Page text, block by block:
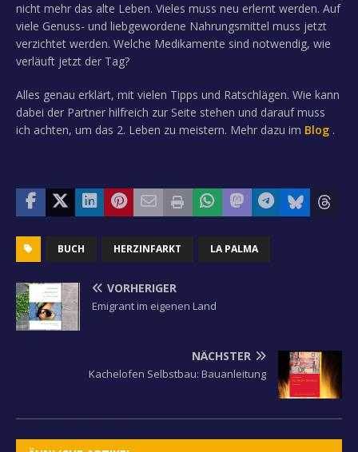
nicht mehr das alte Leben. Vieles muss neu erlernt werden. Auf
viele Genuss- und liebgewordene Nahrungsmittel muss jetzt
verzichtet werden. Welche Medikamente sind notwendig, wie
verläuft jetzt der Tag?
Alles genau erklärt, mit vielen Tipps und Ratschlägen. Wie kann
dabei der Partner hilfreich zur Seite stehen und darauf muss
ich achten, um das 2. Leben zu meistern. Mehr dazu im Blog .
BUCH HERZINFARKT LA PALMA
VORHERIGER
Emigrant im eigenen Land
NÄCHSTER
Kachelofen Selbstbau: Bauanleitung